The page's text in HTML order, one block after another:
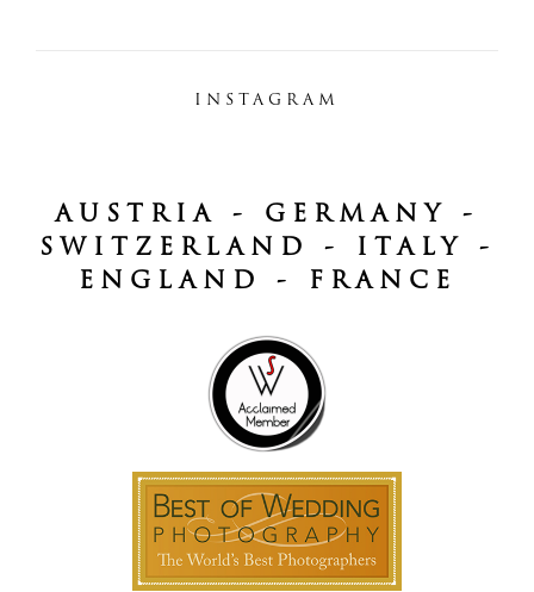
INSTAGRAM
AUSTRIA - GERMANY -
SWITZERLAND - ITALY -
ENGLAND - FRANCE